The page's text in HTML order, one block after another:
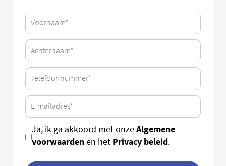
Ja, ik ga akkoord met onzeAlgemene
voorwaardenen het Privacy beleid.